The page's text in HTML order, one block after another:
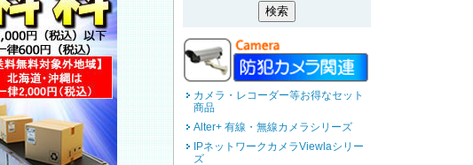
カメラ・レコーダー等お得なセット
商品
Alter+ 有線・無線カメラシリーズ
IPネットワークカメラViewlaシリー
ズ